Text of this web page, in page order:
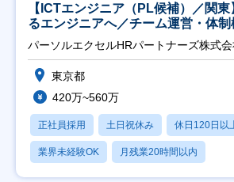
【ICTエンジニア（PL候補）／関
るエンジニアへ／チーム運営・体制
パーソルエクセルHRパートナーズ株式会
東京都
420万~560万
正社員採用 土日祝休み 休日120日以
業界未経験OK 月残業20時間以内